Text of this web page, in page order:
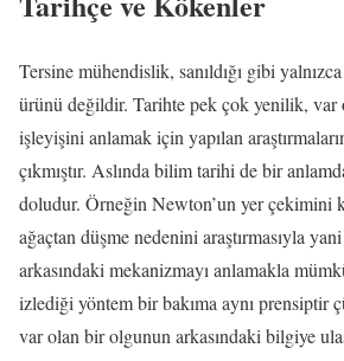
Tersine mühendislik, sanıldığı gibi
ürünü değildir. Tarihte pek çok yenilik, var
işleyişini anlamak için yapılan
çıkmıştır. Aslında bilim tarihi de bir
doludur. Örneğin Newton’un yer çekimini
ağaçtan düşme nedenini araştırmasıyla
arkasındaki mekanizmayı anlamakla
izlediği yöntem bir bakıma aynı prensiptir
var olan bir olgunun arkasındaki bilgiye